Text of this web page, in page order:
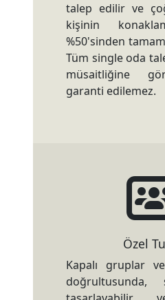
talep edilir ve
kişinin
%50'sinden
Tüm single oda
müsaitliğine
garanti edilemez.
Özel
Kapalı gruplar
doğrultusunda,